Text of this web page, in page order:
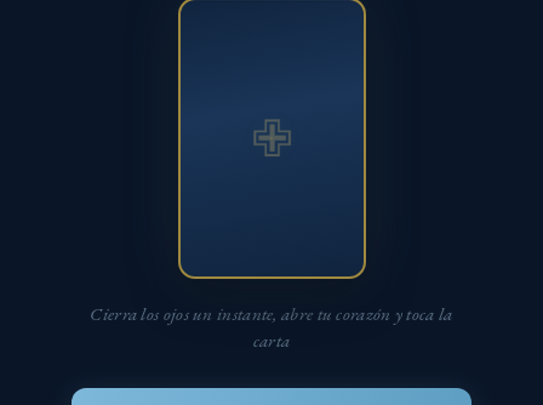
✙
Cierra los ojos un instante, abre tu corazón y toca la
carta